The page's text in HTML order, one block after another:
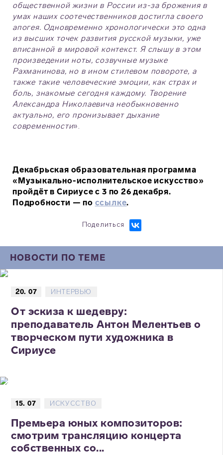
общественной жизни в России из-за брожения в
умах наших соотечественников достигла своего
апогея. Одновременно хронологически это одна
из высших точек развития русской музыки, уже
вписанной в мировой контекст. Я слышу в этом
произведении ноты, созвучные музыке
Рахманинова, но в ином стилевом повороте, а
также такие человеческие эмоции, как страх и
боль, знакомые сегодня каждому. Творение
Александра Николаевича необыкновенно
актуально, его пронизывает дыхание
современности».
Декабрьская образовательная программа
«Музыкально-исполнительское искусство»
пройдёт в Сириусе с 3 по 26 декабря.
Подробности — по ссылке.
Поделиться
НОВОСТИ ПО ТЕМЕ
20. 07 ИНТЕРВЬЮ
От эскиза к шедевру:
преподаватель Антон Мелентьев о
творческом пути художника в
Сириусе
15. 07 ИСКУССТВО
Премьера юных композиторов:
смотрим трансляцию концерта
собственных со...